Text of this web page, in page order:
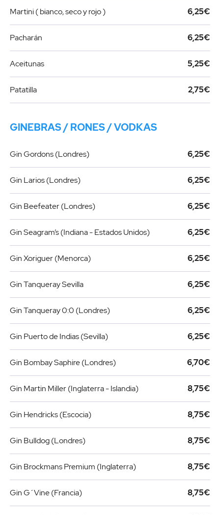
Martini ( bianco, seco y rojo ) 6,25€
Pacharán 6,25€
Aceitunas 5,25€
Patatilla 2,75€
GINEBRAS / RONES / VODKAS
Gin Gordons (Londres) 6,25€
Gin Larios (Londres) 6,25€
Gin Beefeater (Londres) 6,25€
Gin Seagram’s (Indiana - Estados Unidos) 6,25€
Gin Xoriguer (Menorca) 6,25€
Gin Tanqueray Sevilla 6,25€
Gin Tanqueray 0:0 (Londres) 6,25€
Gin Puerto de Indias (Sevilla) 6,25€
Gin Bombay Saphire (Londres) 6,70€
Gin Martin Miller (Inglaterra - Islandia) 8,75€
Gin Hendricks (Escocia) 8,75€
Gin Bulldog (Londres) 8,75€
Gin Brockmans Premium (Inglaterra) 8,75€
Gin G´Vine (Francia) 8,75€